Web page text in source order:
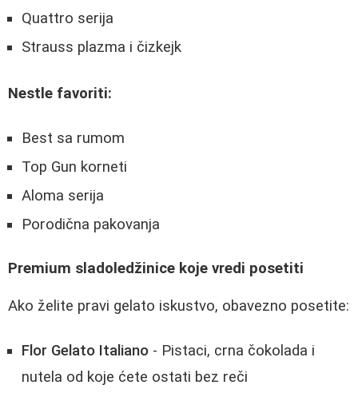
Quattro serija
Strauss plazma i čizkejk
Nestle favoriti:
Best sa rumom
Top Gun korneti
Aloma serija
Porodična pakovanja
Premium sladoledžinice koje vredi posetiti
Ako želite pravi gelato iskustvo, obavezno posetite:
Flor Gelato Italiano - Pistaci, crna čokolada i
nutela od koje ćete ostati bez reči